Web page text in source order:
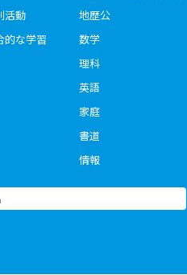
活動
的な学習
地歴公
数学
理科
英語
家庭
書道
情報